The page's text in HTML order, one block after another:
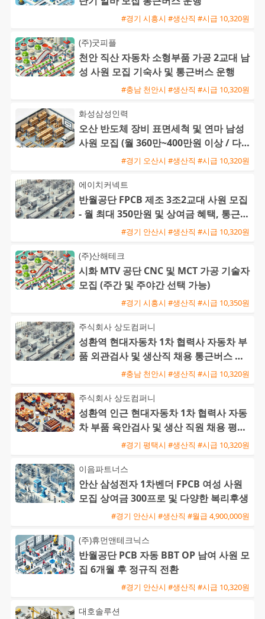
#경기 시흥시 #생산직 #시급 10,320원
(주)굿피플
천안 직산 자동차 소형부품 가공 2교대 남
성 사원 모집 기숙사 및 통근버스 운행
#충남 천안시 #생산직 #시급 10,320원
화성삼성인력
오산 반도체 장비 표면세척 및 연마 남성
사원 모집 (월 360만~400만원 이상 / 다양
한 수당 혜택)#경기 오산시 #생산직 #시급 10,320원
에이치커넥트
반월공단 FPCB 제조 3조2교대 사원 모집
- 월 최대 350만원 및 상여금 혜택, 통근버
#경기 안산시 #생산직 #시급 10,320원
(주)산해테크
시화 MTV 공단 CNC 및 MCT 가공 기술자
모집 (주간 및 주야간 선택 가능)
#경기 시흥시 #생산직 #시급 10,350원
주식회사 상도컴퍼니
성환역 현대자동차 1차 협력사 자동차 부
품 외관검사 및 생산직 채용 통근버스 운
#충남 천안시 #생산직 #시급 10,320원
주식회사 상도컴퍼니
성환역 인근 현대자동차 1차 협력사 자동
차 부품 육안검사 및 생산 직원 채용 평택
통근버스 운행#경기 평택시 #생산직 #시급 10,320원
이음파트너스
안산 삼성전자 1차벤더 FPCB 여성 사원
모집 상여금 300프로 및 다양한 복리후생
#경기 안산시 #생산직 #월급 4,900,000원
(주)휴먼앤테크닉스
반월공단 PCB 자동 BBT OP 남여 사원 모
집 6개월 후 정규직 전환
#경기 안산시 #생산직 #시급 10,320원
대호솔루션